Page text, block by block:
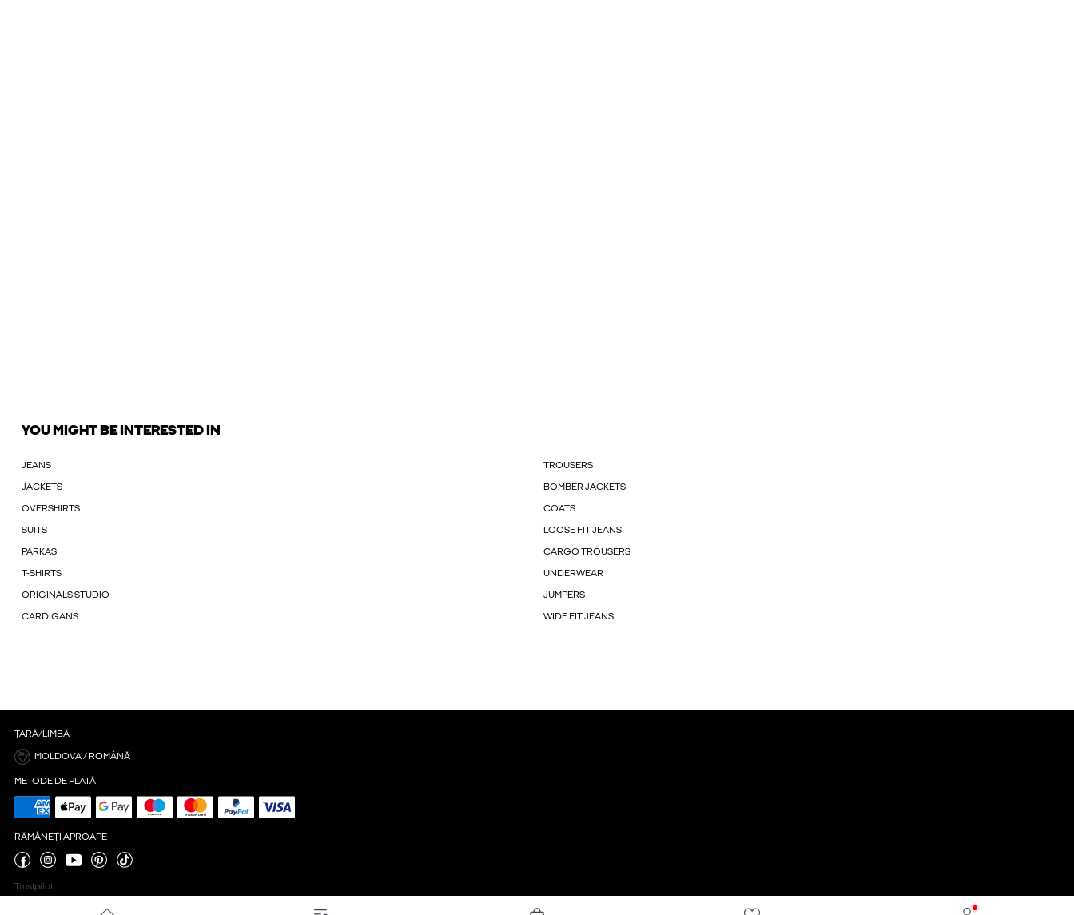
YOU MIGHT BE INTERESTED IN
JEANS TROUSERS
JACKETS BOMBER JACKETS
OVERSHIRTS COATS
SUITS LOOSE FIT JEANS
PARKAS CARGO TROUSERS
T-SHIRTS UNDERWEAR
ORIGINALS STUDIO JUMPERS
CARDIGANS WIDE FIT JEANS
ȚARĂ/LIMBĂ
MOLDOVA / ROMÂNĂ
METODE DE PLATĂ
RĂMÂNEȚI APROAPE
Trustpilot